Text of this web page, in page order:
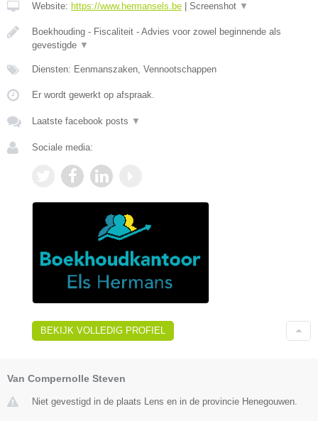
Website: https://www.hermansels.be Screenshot ▼
Boekhouding - Fiscaliteit - Advies voor zowel beginnende als
gevestigde ▼
Diensten: Eenmanszaken, Vennootschappen
Er wordt gewerkt op afspraak.
Laatste facebook posts ▼
Sociale media:
BEKIJK VOLLEDIG PROFIEL
Van Compernolle Steven
Niet gevestigd in de plaats Lens en in de provincie Henegouwen.